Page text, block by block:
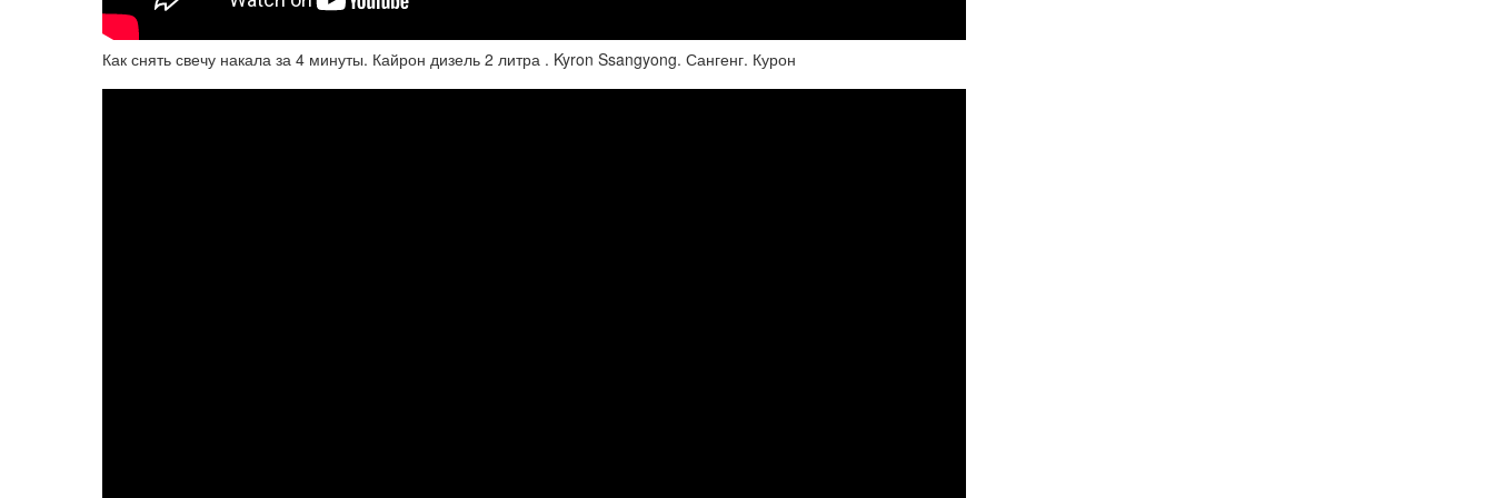
Как снять свечу накала за 4 минуты. Кайрон дизель 2 литра . Kyron Ssangyong. Сангенг. Курон